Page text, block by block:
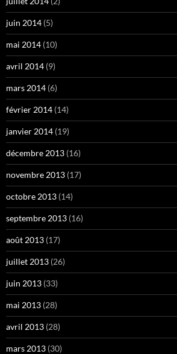
juin 2014 (5)
mai 2014 (10)
avril 2014 (9)
mars 2014 (6)
février 2014 (14)
janvier 2014 (19)
décembre 2013 (16)
novembre 2013 (17)
octobre 2013 (14)
septembre 2013 (16)
août 2013 (17)
juillet 2013 (26)
juin 2013 (33)
mai 2013 (28)
avril 2013 (28)
mars 2013 (30)